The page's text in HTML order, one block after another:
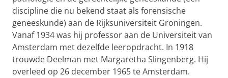
discipline die nu bekend staat als forensische
geneeskunde) aan de Rijksuniversiteit Groningen.
Vanaf 1934 was hij professor aan de Universiteit van
Amsterdam met dezelfde leeropdracht. In 1918
trouwde Deelman met Margaretha Slingenberg. Hij
overleed op 26 december 1965 te Amsterdam.